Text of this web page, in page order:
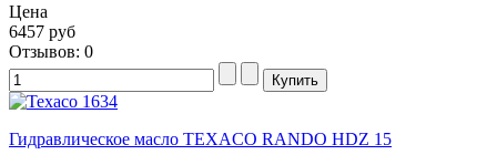
Цена
6457 руб
Отзывов: 0
Гидравлическое масло TEXACO RANDO HDZ 15